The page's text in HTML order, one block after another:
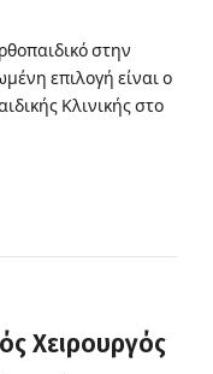
στην
επιλογή είναι ο
Κλινικής στο
Χειρουργός